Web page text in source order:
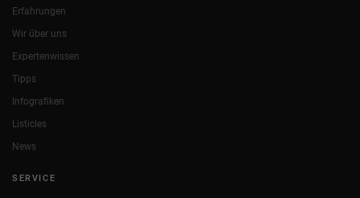
Erfahrungen
Wir über uns
Expertenwissen
Tipps
Infografiken
Listicles
News
SERVICE